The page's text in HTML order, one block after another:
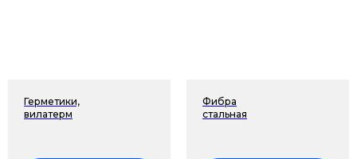
Герметики,
вилатерм
Фибра
стальная